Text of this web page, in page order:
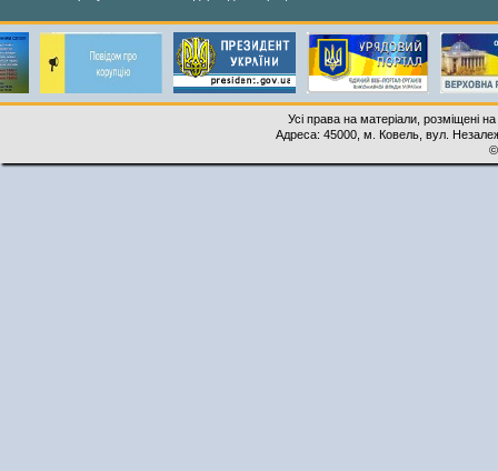
Усі права на матеріали, розміщені
Адреса: 45000, м. Ковель, вул.